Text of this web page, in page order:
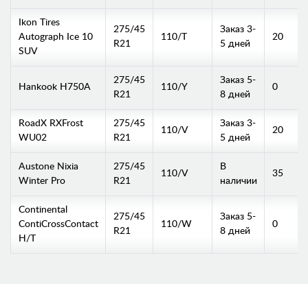
Ikon Tires
Autograph Ice 10
SUV
275/45
R21
110/T
Заказ 3-
5 дней
20
Hankook H750A
275/45
R21
110/Y
Заказ 5-
8 дней
0
RoadX RXFrost
WU02
275/45
R21
110/V
Заказ 3-
5 дней
20
Austone Nixia
Winter Pro
275/45
R21
110/V
В
наличии
35
Continental
ContiCrossContact
H/T
275/45
R21
110/W
Заказ 5-
8 дней
0